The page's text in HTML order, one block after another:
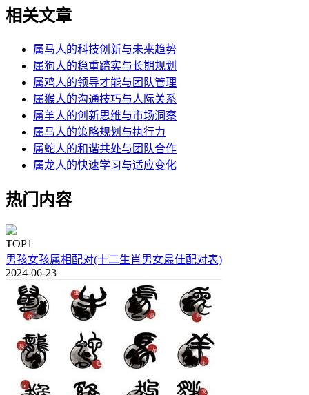
相关文章
属马人的科技创新与未来趋势
属狗人的稳重踏实与长期规划
属鸡人的领导才能与团队管理
属猴人的沟通技巧与人际关系
属羊人的创新思维与市场洞察
属马人的策略规划与执行力
属蛇人的和谐共处与团队合作
属龙人的快速学习与适应变化
热门内容
TOP1
男孩女孩属相配对(十二生肖男女最佳配对表)
2024-06-23